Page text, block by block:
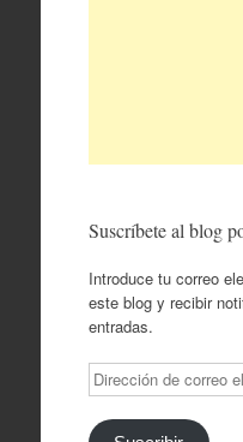
Suscríbete al blog
Introduce tu correo
este blog y recibir
entradas.
Dirección
de
correo